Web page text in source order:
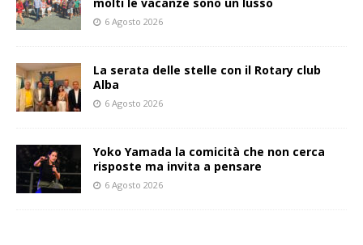
6 Agosto 2026
La serata delle stelle con il Rotary club
Alba
6 Agosto 2026
Yoko Yamada la comicità che non cerca
risposte ma invita a pensare
6 Agosto 2026